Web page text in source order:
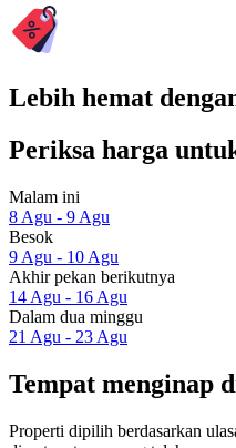
Lebih hemat
Periksa harga
Malam ini
8 Agu - 9 Agu
Besok
9 Agu - 10 Agu
Akhir pekan berikutnya
14 Agu - 16 Agu
Dalam dua minggu
21 Agu - 23 Agu
Tempat menginap
Properti dipilih berdasarkan